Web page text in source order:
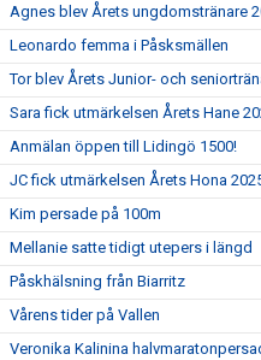
Agnes blev Årets ungdomstränare
Leonardo femma i Påsksmällen
Tor blev Årets Junior- och
Sara fick utmärkelsen Årets Hane
Anmälan öppen till Lidingö 1500!
JC fick utmärkelsen Årets Hona
Kim persade på 100m
Mellanie satte tidigt utepers i längd
Påskhälsning från Biarritz
Vårens tider på Vallen
Veronika Kalinina